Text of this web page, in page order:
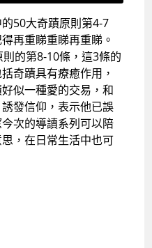
50大奇蹟原則第4-7
再重睇重睇再重睇。
的第8-10條，這3條的
奇蹟具有療癒作用，
似一種愛的交易，和
發信仰，表示他已誤
次的導讀系列可以陪
，在日常生活中也可